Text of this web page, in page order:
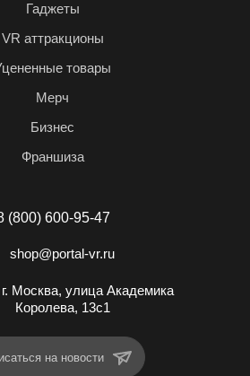
Гаджеты
VR аттракционы
товары
Мерч
Бизнес
Франшиза
(800) 600-95-47
shop@portal-vr.ru
Москва, улица Академика
Королева, 13с1
на новости